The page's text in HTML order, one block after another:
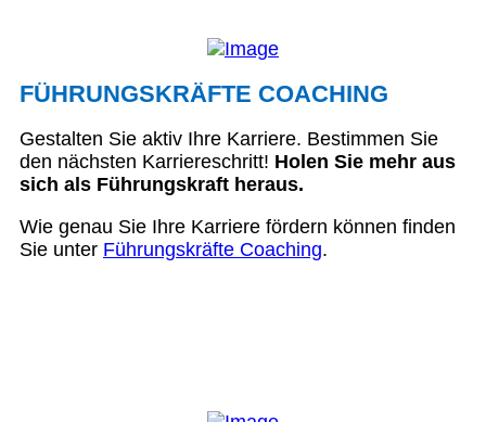
FÜHRUNGSKRÄFTE COACHING
Gestalten Sie aktiv Ihre Karriere. Bestimmen Sie
den nächsten Karriereschritt! Holen Sie mehr aus
sich als Führungskraft heraus.
Wie genau Sie Ihre Karriere fördern können finden
Sie unter Führungskräfte Coaching.